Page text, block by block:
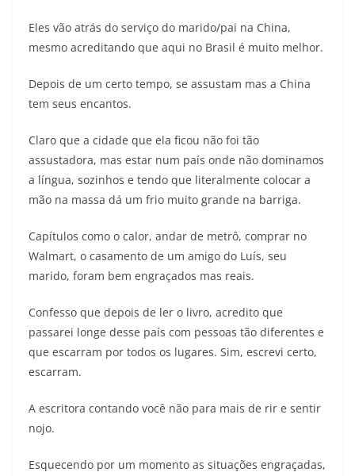
Eles vão atrás do serviço do marido/pai na China,
mesmo acreditando que aqui no Brasil é muito melhor.
Depois de um certo tempo, se assustam mas a China
tem seus encantos.
Claro que a cidade que ela ficou não foi tão
assustadora, mas estar num país onde não dominamos
a língua, sozinhos e tendo que literalmente colocar a
mão na massa dá um frio muito grande na barriga.
Capítulos como o calor, andar de metrô, comprar no
Walmart, o casamento de um amigo do Luís, seu
marido, foram bem engraçados mas reais.
Confesso que depois de ler o livro, acredito que
passarei longe desse país com pessoas tão diferentes e
que escarram por todos os lugares. Sim, escrevi certo,
escarram.
A escritora contando você não para mais de rir e sentir
nojo.
Esquecendo por um momento as situações engraçadas,